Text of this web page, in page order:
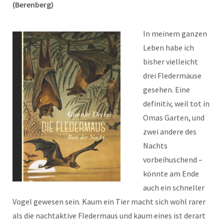
(Berenberg)
In meinem ganzen
Leben habe ich
bisher vielleicht
drei Fledermäuse
gesehen. Eine
definitiv, weil tot in
Omas Garten, und
zwei andere des
Nachts
vorbeihuschend –
könnte am Ende
auch ein schneller
Vogel gewesen sein. Kaum ein Tier macht sich wohl rarer
als die nachtaktive Fledermaus und kaum eines ist derart